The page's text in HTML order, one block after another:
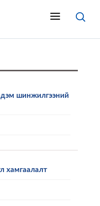
шинжилгээний
хамгаалалт